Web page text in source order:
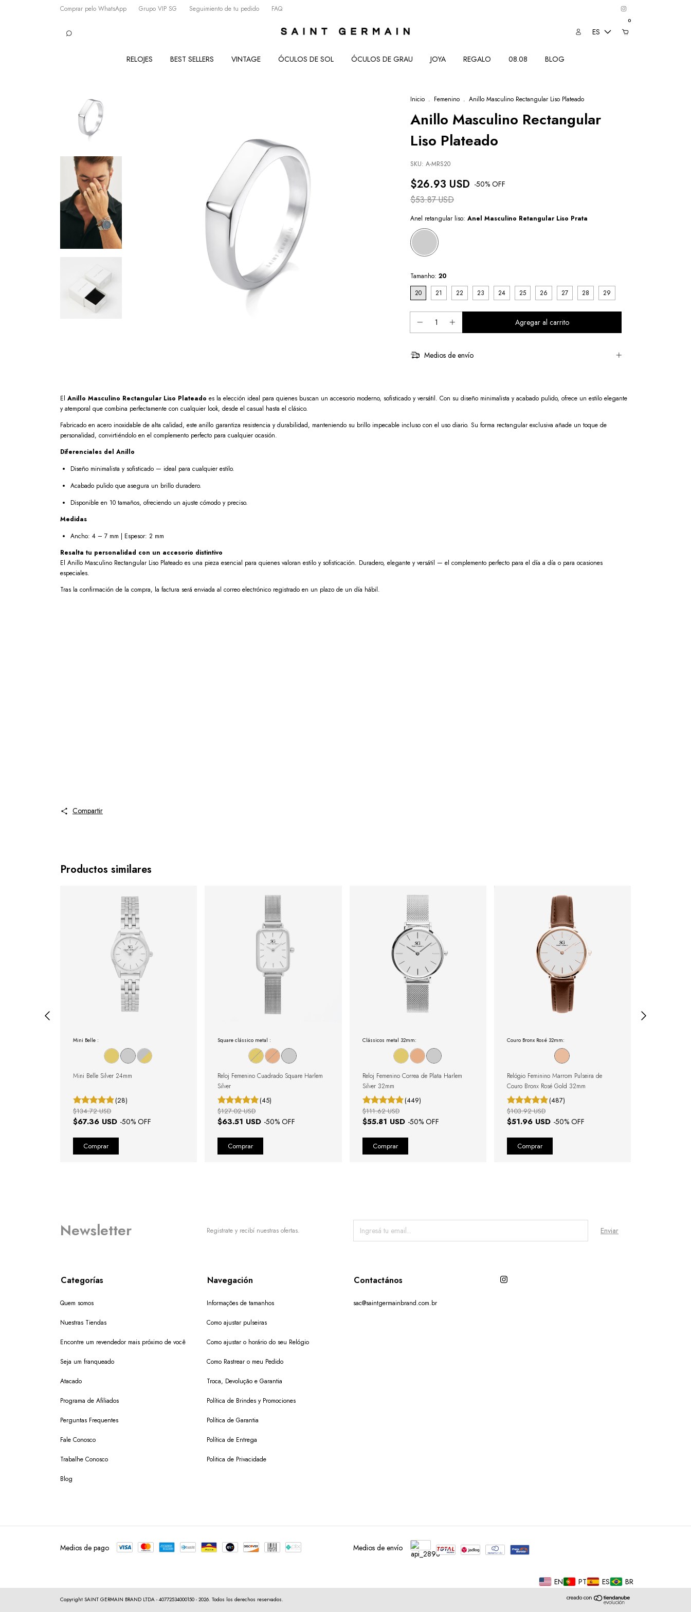
Comprar pelo WhatsApp Grupo VIP SG Seguimiento de tu pedido FAQ
ES
0
RELOJES BEST SELLERS VINTAGE ÓCULOS DE SOL ÓCULOS DE GRAU JOYA REGALO 08.08 BLOG
Inicio . Femenino . Anillo Masculino Rectangular Liso Plateado
Anillo Masculino Rectangular
Liso Plateado
SKU: A-MRS20
$26.93 USD -50% OFF
$53.87 USD
Anel retangular liso: Anel Masculino Retangular Liso Prata
Tamanho: 20
20
21 22 23 24 25 26 27 28 29
Medios de envío
El Anillo Masculino Rectangular Liso Plateado es la elección ideal para quienes buscan un accesorio moderno, sofisticado y versátil. Con su diseño minimalista y acabado pulido, ofrece un estilo elegante
y atemporal que combina perfectamente con cualquier look, desde el casual hasta el clásico.
Fabricado en acero inoxidable de alta calidad, este anillo garantiza resistencia y durabilidad, manteniendo su brillo impecable incluso con el uso diario. Su forma rectangular exclusiva añade un toque de
personalidad, convirtiéndolo en el complemento perfecto para cualquier ocasión.
Diferenciales del Anillo
Diseño minimalista y sofisticado — ideal para cualquier estilo.
Acabado pulido que asegura un brillo duradero.
Disponible en 10 tamaños, ofreciendo un ajuste cómodo y preciso.
Medidas
Ancho: 4 – 7 mm | Espesor: 2 mm
Resalta tu personalidad con un accesorio distintivo
El Anillo Masculino Rectangular Liso Plateado es una pieza esencial para quienes valoran estilo y sofisticación. Duradero, elegante y versátil — el complemento perfecto para el día a día o para ocasiones
especiales.
Tras la confirmación de la compra, la factura será enviada al correo electrónico registrado en un plazo de un día hábil.
Compartir
Productos similares
Mini Belle :
Mini Belle Silver 24mm
(28)
$67.36 USD -50% OFF
$134.72 USD
Square clássico metal :
Reloj Femenino Cuadrado Square Harlem
Silver
(45)
$63.51 USD -50% OFF
$127.02 USD
Clássicos metal 32mm:
Reloj Femenino Correa de Plata Harlem
Silver 32mm
(449)
$55.81 USD -50% OFF
$111.62 USD
Couro Bronx Rosé 32mm:
Relógio Feminino Marrom Pulseira de
Couro Bronx Rosé Gold 32mm
(487)
$51.96 USD -50% OFF
$103.92 USD
Newsletter Registrate y recibí nuestras ofertas.
Categorías
Quem somos
Nuestras Tiendas
Encontre um revendedor mais próximo de você
Seja um franqueado
Atacado
Programa de Afiliados
Perguntas Frequentes
Fale Conosco
Trabalhe Conosco
Blog
Navegación
Informações de tamanhos
Como ajustar pulseiras
Como ajustar o horário do seu Relógio
Como Rastrear o meu Pedido
Troca, Devolução e Garantia
Política de Brindes y Promociones
Política de Garantia
Política de Entrega
Politica de Privacidade
Contactános
sac@saintgermainbrand.com.br
Medios de pago Medios de envío
EN PT ES BR
Copyright SAINT GERMAIN BRAND LTDA - 40772534000150 - 2026. Todos los derechos reservados.